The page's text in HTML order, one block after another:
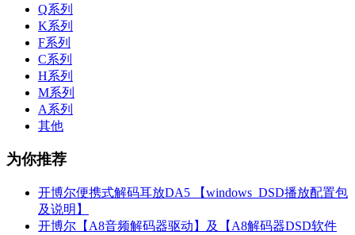
Q系列
K系列
F系列
C系列
H系列
M系列
A系列
其他
为你推荐
开博尔便携式解码耳放DA5 【windows_DSD播放配置包
及说明】
开博尔【A8音频解码器驱动】及【A8解码器DSD软件